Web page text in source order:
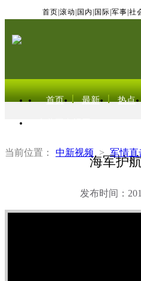
首页 滚动 国内 国际 军事 社
首页 最新 热点
当前位置： 中新视频 > 军情直
海军护
发布时间：